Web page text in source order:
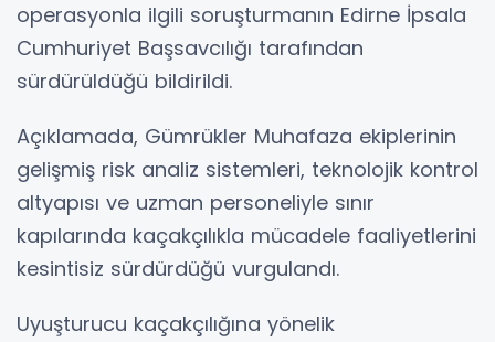
operasyonla ilgili soruşturmanın Edirne İpsala
Cumhuriyet Başsavcılığı tarafından
sürdürüldüğü bildirildi.
Açıklamada, Gümrükler Muhafaza ekiplerinin
gelişmiş risk analiz sistemleri, teknolojik kontrol
altyapısı ve uzman personeliyle sınır
kapılarında kaçakçılıkla mücadele faaliyetlerini
kesintisiz sürdürdüğü vurgulandı.
Uyuşturucu kaçakçılığına yönelik